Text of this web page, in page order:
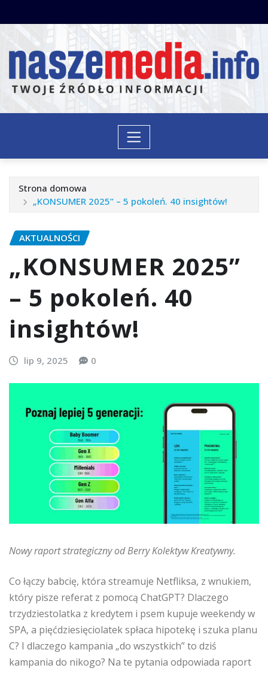
do
Strona domowa
„KONSUMER 2025” – 5 pokoleń. 40 insightów!
AKTUALNOŚCI
„KONSUMER 2025”
– 5 pokoleń. 40
insightów!
lip 9, 2025 0
Nowy raport strategiczny od Berry Kolektyw Kreatywny.
Co łączy babcię, która streamuje Netfliksa, z wnukiem,
który pisze referat z pomocą ChatGPT? Dlaczego
trzydziestolatka z kredytem i psem kupuje weekendy w
SPA, a pięćdziesięciolatek spłaca hipotekę i szuka planu
C? I dlaczego kampania „do wszystkich” to dziś
kampania do nikogo? Na te pytania odpowiada raport